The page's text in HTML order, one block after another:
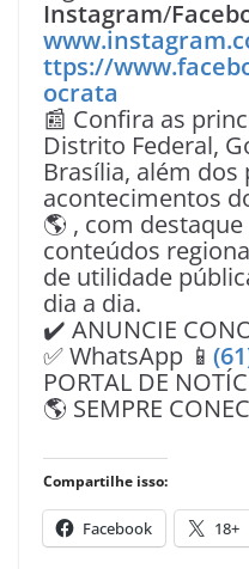
Instagram/
ttps://
ocrata
📰 Confira as
Distrito Federal,
Brasília, além dos
acontecimentos
🌎 , com
conteúdos
de utilidade
dia a dia.
✔️ ANUNCIE
✅ WhatsApp 📱
PORTAL DE
🌎 SEMPRE
Compartilhe isso:
Facebook 18+